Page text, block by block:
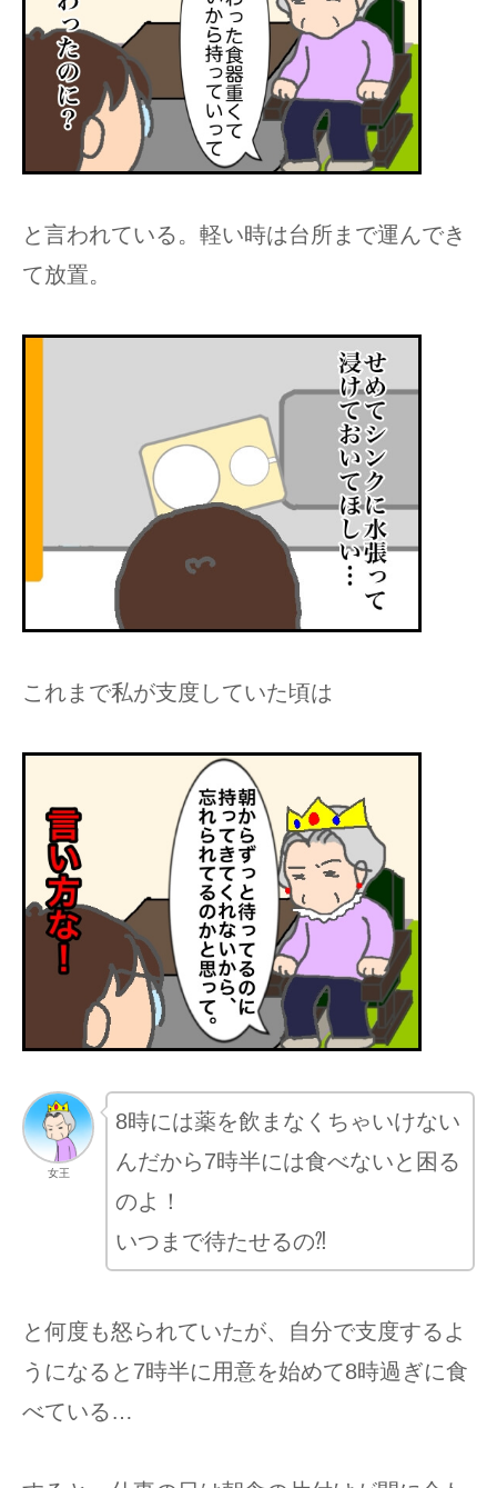
と言われている。軽い時は台所まで運んでき
て放置。
これまで私が支度していた頃は
女王
8時には薬を飲まなくちゃいけない
んだから7時半には食べないと困る
のよ！
いつまで待たせるの⁈
と何度も怒られていたが、自分で支度するよ
うになると7時半に用意を始めて8時過ぎに食
べている…